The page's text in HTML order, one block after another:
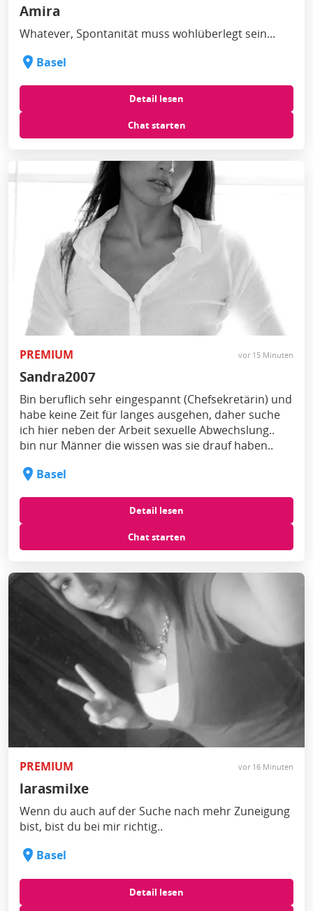
Amira
Whatever, Spontanität muss wohlüberlegt sein...
Basel
Detail lesen
Chat starten
PREMIUM vor 15 Minuten
Sandra2007
Bin beruflich sehr eingespannt (Chefsekretärin) und
habe keine Zeit für langes ausgehen, daher suche
ich hier neben der Arbeit sexuelle Abwechslung..
bin nur Männer die wissen was sie drauf haben..
Basel
Detail lesen
Chat starten
PREMIUM vor 16 Minuten
larasmilxe
Wenn du auch auf der Suche nach mehr Zuneigung
bist, bist du bei mir richtig..
Basel
Detail lesen